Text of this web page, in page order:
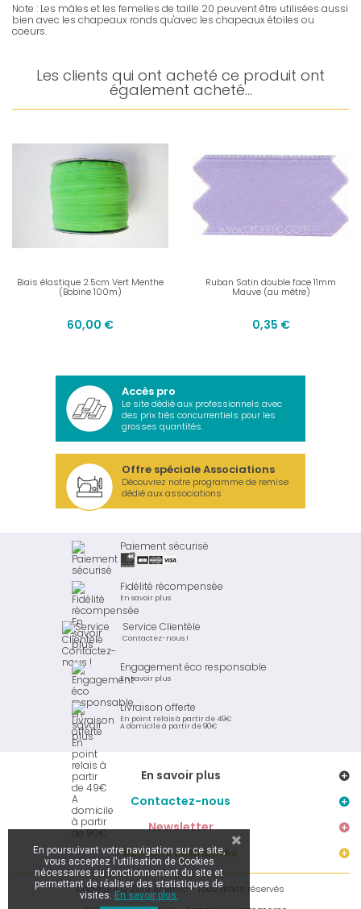
Note : Les mâles et les femelles de taille 20 peuvent être utilisées aussi
bien avec les chapeaux ronds qu'avec les chapeaux étoiles ou
coeurs.
Les clients qui ont acheté ce produit ont
également acheté...
Biais élastique 2.5cm Vert Menthe
(Bobine 100m)
60,00 €
Ruban Satin double face 11mm
Mauve (au mètre)
0,35 €
Accès pro
Le site dédié aux professionnels avec
des prix très concurrentiels pour les
grosses quantités.
Offre spéciale Associations
Découvrez notre programme de remise
dédié aux associations
Paiement sécurisé
Fidélité récompensée
En savoir plus
Service Clientèle
Contactez-nous !
Engagement éco responsable
En savoir plus
Livraison offerte
En point relais à partir de 49€
A domicile à partir de 90€
En savoir plus
Contactez-nous
Newsletter
Restons connectés
Copyright © 2019 Ar Brinic - Tous droits réservés
En poursuivant votre navigation sur ce site,
vous acceptez l'utilisation de Cookies
nécessaires au fonctionnement du site et
permettant de réaliser des statistiques de
visites. En savoir plus.